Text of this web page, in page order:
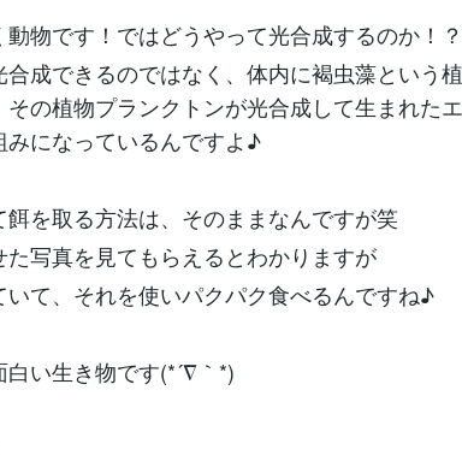
物です！ではどうやって光合成するのか！？
成できるのではなく、体内に褐虫藻という
その植物プランクトンが光合成して生まれた
になっているんですよ♪
を取る方法は、そのままなんですが笑
写真を見てもらえるとわかりますが
て、それを使いパクパク食べるんですね♪
い生き物です(*´∇｀*)